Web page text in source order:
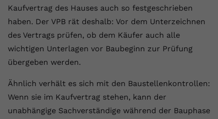
Kaufvertrag des Hauses auch so festgeschrieben
haben. Der VPB rät deshalb: Vor dem Unterzeichnen
des Vertrags prüfen, ob dem Käufer auch alle
wichtigen Unterlagen vor Baubeginn zur Prüfung
übergeben werden.
Ähnlich verhält es sich mit den Baustellenkontrollen:
Wenn sie im Kaufvertrag stehen, kann der
unabhängige Sachverständige während der Bauphase